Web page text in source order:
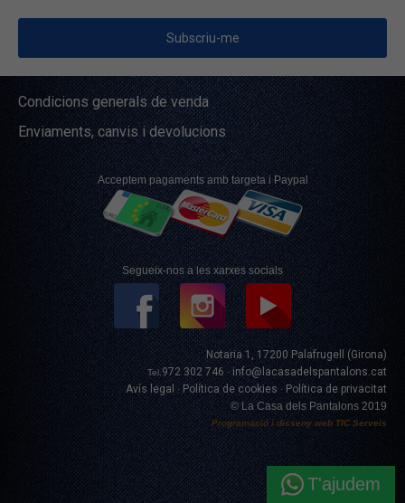
Condicions generals de venda
Enviaments, canvis i devolucions
Acceptem pagaments amb targeta i Paypal
Segueix-nos a les xarxes socials
Notaria 1, 17200 Palafrugell (Girona)
Tel. 972 302 746 ·info@lacasadelspantalons.cat
Avís legal
· Política de cookies · Política de privacitat
© La Casa dels Pantalons 2019
Programació i disseny web TIC Serveis
T'ajudem